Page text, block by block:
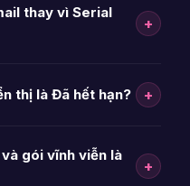
thay vì Serial
+
thị là Đã hết hạn? +
gói vĩnh viễn là
+